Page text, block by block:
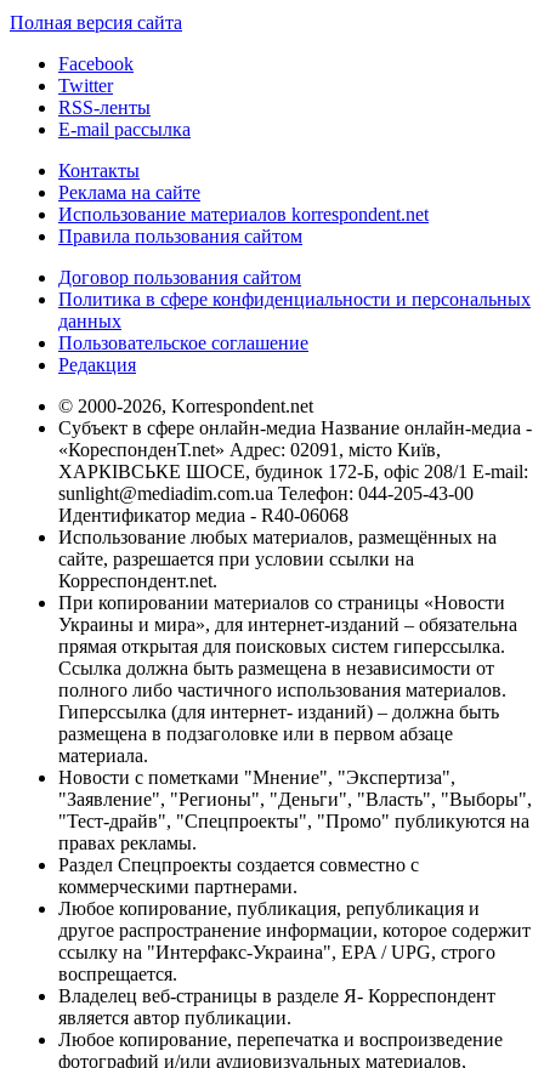
Полная версия сайта
Facebook
Twitter
RSS-ленты
E-mail рассылка
Контакты
Реклама на сайте
Использование материалов korrespondent.net
Правила пользования сайтом
Договор пользования сайтом
Политика в сфере конфиденциальности и персональных
данных
Пользовательское соглашение
Редакция
© 2000-2026, Korrespondent.net
Субъект в сфере онлайн-медиа Название онлайн-медиа -
«КореспонденТ.net» Адрес: 02091, місто Київ,
ХАРКІВСЬКЕ ШОСЕ, будинок 172-Б, офіс 208/1 E-mail:
sunlight@mediadim.com.ua Телефон: 044-205-43-00
Идентификатор медиа - R40-06068
Использование любых материалов, размещённых на
сайте, разрешается при условии ссылки на
Корреспондент.net.
При копировании материалов со страницы «Новости
Украины и мира», для интернет-изданий – обязательна
прямая открытая для поисковых систем гиперссылка.
Ссылка должна быть размещена в независимости от
полного либо частичного использования материалов.
Гиперссылка (для интернет- изданий) – должна быть
размещена в подзаголовке или в первом абзаце
материала.
Новости с пометками "Мнение", "Экспертиза",
"Заявление", "Регионы", "Деньги", "Власть", "Выборы",
"Тест-драйв", "Спецпроекты", "Промо" публикуются на
правах рекламы.
Раздел Спецпроекты создается совместно с
коммерческими партнерами.
Любое копирование, публикация, републикация и
другое распространение информации, которое содержит
ссылку на "Интерфакс-Украина", EPA / UPG, строго
воспрещается.
Владелец веб-страницы в разделе Я- Корреспондент
является автор публикации.
Любое копирование, перепечатка и воспроизведение
фотографий и/или аудиовизуальных материалов,